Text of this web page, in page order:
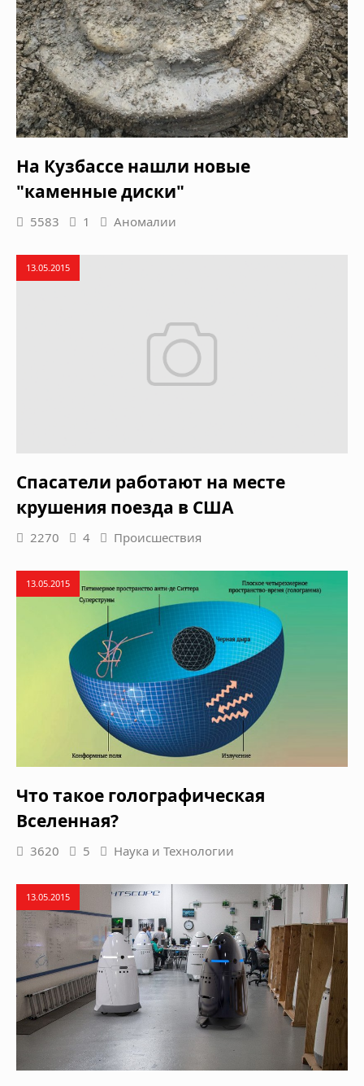
На Кузбассе нашли новые
"каменные диски"
5583 1 Аномалии
13.05.2015
Спасатели работают на месте
крушения поезда в США
2270 4 Происшествия
13.05.2015
Что такое голографическая
Вселенная?
3620 5 Наука и Технологии
13.05.2015